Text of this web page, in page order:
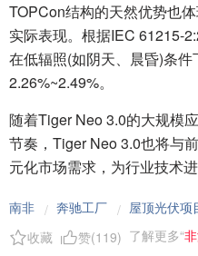
TOPCon结构的天然优势也
实际表现。根据IEC 61215-
在低辐照(如阴天、晨昏)条
2.26%~2.49%。
随着Tiger Neo 3.0的大规模
节奏，Tiger Neo 3.0也将与
元化市场需求，为行业技术
南非 / 奔驰工厂 / 屋顶光伏项
收藏
赞(119) 了解更多“